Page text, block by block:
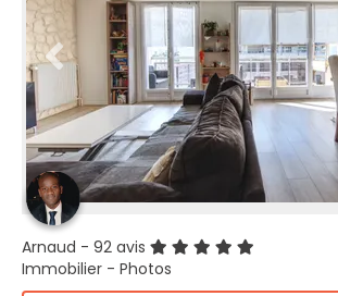
Arnaud - 92 avis
Immobilier - Photos